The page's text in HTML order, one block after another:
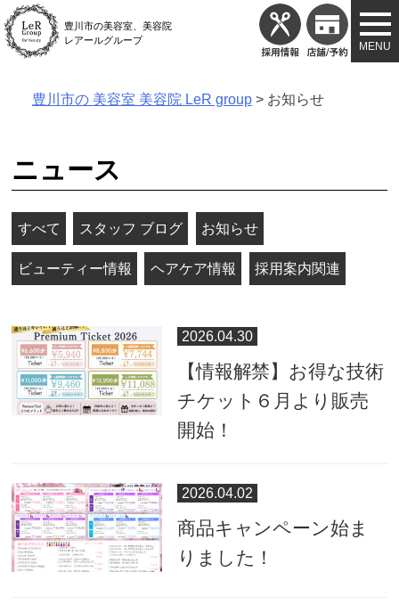
Skip
to
content
豊川市の美容室、美容院
レアールグループ
豊川市の 美容室 美容院 LeR group> お知らせ
ニュース
すべて スタッフ ブログ お知らせ
ビューティー情報 ヘアケア情報 採用案内関連
2026.04.30
【情報解禁】お得な技術
チケット６月より販売
開始！
2026.04.02
商品キャンペーン始ま
りました！